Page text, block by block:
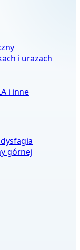
i urazach
i inne
górnej